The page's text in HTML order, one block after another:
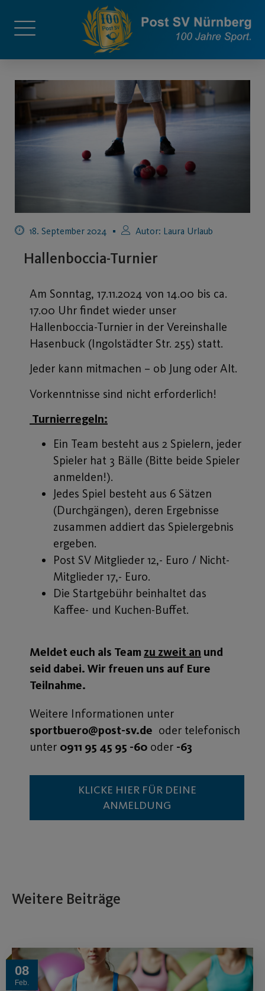
18. September 2024 Autor: Laura Urlaub
Hallenboccia-Turnier
Am Sonntag, 17.11.2024 von 14.00 bis ca.
17.00 Uhr findet wieder unser
Hallenboccia-Turnier in der Vereinshalle
Hasenbuck (Ingolstädter Str. 255) statt.
Jeder kann mitmachen – ob Jung oder Alt.
Vorkenntnisse sind nicht erforderlich!
Turnierregeln:
Ein Team besteht aus 2 Spielern, jeder
Spieler hat 3 Bälle (Bitte beide Spieler
anmelden!).
Jedes Spiel besteht aus 6 Sätzen
(Durchgängen), deren Ergebnisse
zusammen addiert das Spielergebnis
ergeben.
Post SV Mitglieder 12,- Euro / Nicht-
Mitglieder 17,- Euro.
Die Startgebühr beinhaltet das
Kaffee- und Kuchen-Buffet.
Meldet euch als Team zu zweit an und
seid dabei. Wir freuen uns auf Eure
Teilnahme.
Weitere Informationen unter
sportbuero@post-sv.de oder telefonisch
unter 0911 95 45 95 -60 oder -63
KLICKE HIER FÜR DEINE
ANMELDUNG
Weitere Beiträge
08
Feb.